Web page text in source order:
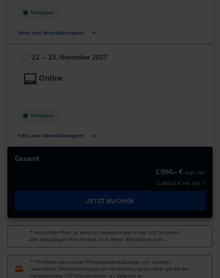
Verfügbar
Infos zum Veranstaltungsort
Deutschland
+49 211/6214-201
22. – 23. November 2027
Online
Verfügbar
Infos zum Veranstaltungsort
Deutschland
Gesamt
1.990,– € zzgl. Ust.
2.368,10 € inkl. Ust. *
JETZT BUCHEN
* Vorläufiger Preis, es kann zu Abweichungen in der USt. kommen -
den endgültigen Preis findest du in deiner Bestellübersicht.
** Profitiere bei unseren Präsenzveranstaltungen von unserem
reservierten Zimmerkontingent am Veranstaltungsort. Bitte gib bei der
Hotelbuchung VDI Wissensforum als Referenz an.